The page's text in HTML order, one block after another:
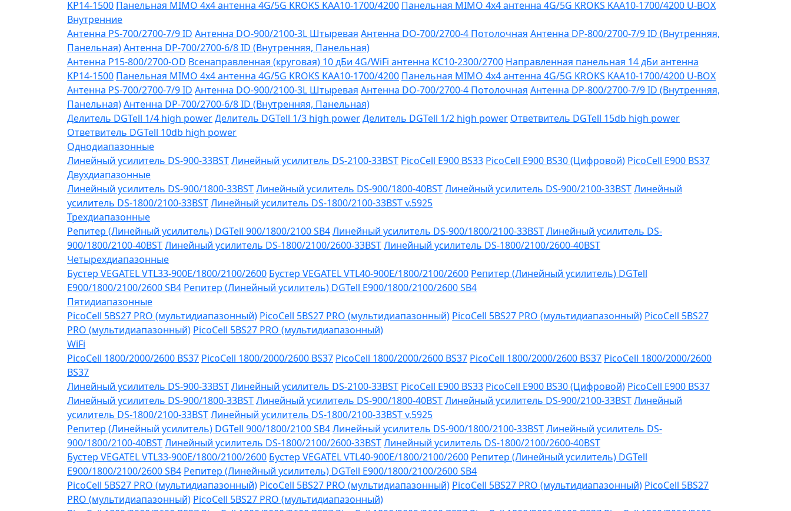
KP14-1500 Панельная MIMO 4x4 антенна 4G/5G KROKS KAA10-1700/4200 Панельная MIMO 4x4 антенна 4G/5G KROKS KAA10-1700/4200 U-BOX
Внутренние
Антенна PS-700/2700-7/9 ID Антенна DO-900/2100-3L Штыревая Антенна DO-700/2700-4 Потолочная Антенна DP-800/2700-7/9 ID (Внутренняя,
Панельная)Антенна DP-700/2700-6/8 ID (Внутренняя, Панельная)
Антенна P15-800/2700-OD Всенаправленная (круговая) 10 дБи 4G/WiFi антенна KC10-2300/2700 Направленная панельная 14 дБи антенна
KP14-1500 Панельная MIMO 4x4 антенна 4G/5G KROKS KAA10-1700/4200 Панельная MIMO 4x4 антенна 4G/5G KROKS KAA10-1700/4200 U-BOX
Антенна PS-700/2700-7/9 ID Антенна DO-900/2100-3L Штыревая Антенна DO-700/2700-4 Потолочная Антенна DP-800/2700-7/9 ID (Внутренняя,
Панельная)Антенна DP-700/2700-6/8 ID (Внутренняя, Панельная)
Делитель DGTell 1/4 high powerДелитель DGTell 1/3 high powerДелитель DGTell 1/2 high power Ответвитель DGTell 15db high power
Ответвитель DGTell 10db high power
Однодиапазонные
Линейный усилитель DS-900-33BSTЛинейный усилитель DS-2100-33BST PicoCell E900 BS33 PicoCell E900 BS30 (Цифровой) PicoCell E900 BS37
Двухдиапазонные
Линейный усилитель DS-900/1800-33BSTЛинейный усилитель DS-900/1800-40BSTЛинейный усилитель DS-900/2100-33BSTЛинейный
усилитель DS-1800/2100-33BSTЛинейный усилитель DS-1800/2100-33BST v.5925
Трехдиапазонные
Репитер (Линейный усилитель) DGTell 900/1800/2100 SB4Линейный усилитель DS-900/1800/2100-33BSTЛинейный усилитель DS-
900/1800/2100-40BSTЛинейный усилитель DS-1800/2100/2600-33BSTЛинейный усилитель DS-1800/2100/2600-40BST
Четырехдиапазонные
Бустер VEGATEL VTL33-900E/1800/2100/2600 Бустер VEGATEL VTL40-900E/1800/2100/2600 Репитер (Линейный усилитель) DGTell
Е900/1800/2100/2600 SB4 Репитер (Линейный усилитель) DGTell Е900/1800/2100/2600 SB4
Пятидиапазонные
PicoCell 5BS27 PRO (мультидиапазонный) PicoCell 5BS27 PRO (мультидиапазонный) PicoCell 5BS27 PRO (мультидиапазонный) PicoCell 5BS27
PRO (мультидиапазонный) PicoCell 5BS27 PRO (мультидиапазонный)
WiFi
PicoCell 1800/2000/2600 BS37 PicoCell 1800/2000/2600 BS37 PicoCell 1800/2000/2600 BS37 PicoCell 1800/2000/2600 BS37 PicoCell 1800/2000/2600
BS37
Линейный усилитель DS-900-33BSTЛинейный усилитель DS-2100-33BST PicoCell E900 BS33 PicoCell E900 BS30 (Цифровой) PicoCell E900 BS37
Линейный усилитель DS-900/1800-33BSTЛинейный усилитель DS-900/1800-40BSTЛинейный усилитель DS-900/2100-33BSTЛинейный
усилитель DS-1800/2100-33BSTЛинейный усилитель DS-1800/2100-33BST v.5925
Репитер (Линейный усилитель) DGTell 900/1800/2100 SB4Линейный усилитель DS-900/1800/2100-33BSTЛинейный усилитель DS-
900/1800/2100-40BSTЛинейный усилитель DS-1800/2100/2600-33BSTЛинейный усилитель DS-1800/2100/2600-40BST
Бустер VEGATEL VTL33-900E/1800/2100/2600 Бустер VEGATEL VTL40-900E/1800/2100/2600 Репитер (Линейный усилитель) DGTell
Е900/1800/2100/2600 SB4 Репитер (Линейный усилитель) DGTell Е900/1800/2100/2600 SB4
PicoCell 5BS27 PRO (мультидиапазонный) PicoCell 5BS27 PRO (мультидиапазонный) PicoCell 5BS27 PRO (мультидиапазонный) PicoCell 5BS27
PRO (мультидиапазонный) PicoCell 5BS27 PRO (мультидиапазонный)